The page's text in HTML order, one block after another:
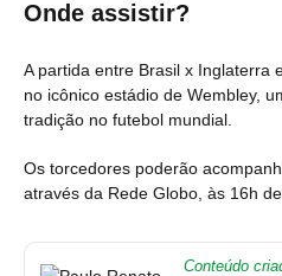
Onde assistir?
A partida entre Brasil x Inglaterra
no icônico estádio de Wembley,
tradição no futebol mundial.
Os torcedores poderão
através da Rede Globo, às 16h
Conteúdo